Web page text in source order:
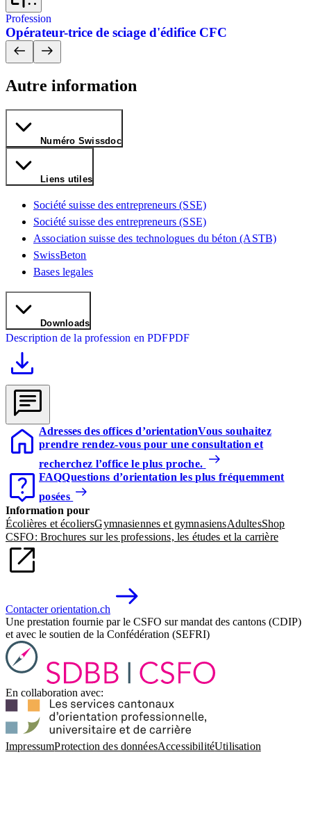
Profession
Opérateur-trice de sciage d'édifice CFC
Autre information
Numéro Swissdoc
Liens utiles
Société suisse des entrepreneurs (SSE)
Société suisse des entrepreneurs (SSE)
Association suisse des technologues du béton (ASTB)
SwissBeton
Bases legales
Downloads
Description de la profession en PDFPDF
Adresses des offices d’orientationVous souhaitez
prendre rendez-vous pour une consultation et
recherchez l’office le plus proche.
FAQQuestions d’orientation les plus fréquemment
posées
Information pour
Écolières et écoliersGymnasiennes et gymnasiensAdultesShop
CSFO: Brochures sur les professions, les études et la carrière
Contacter orientation.ch
Une prestation fournie par le CSFO sur mandat des cantons (CDIP)
et avec le soutien de la Confédération (SEFRI)
En collaboration avec:
ImpressumProtection des donnéesAccessibilitéUtilisation